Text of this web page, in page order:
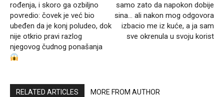
rođenja, i skoro ga ozbiljno
povredio: čovek je već bio
ubeđen da je konj poludeo, dok
nije otkrio pravi razlog
njegovog čudnog ponašanja
samo zato da napokon dobije
sina… ali nakon mog odgovora
izbacio me iz kuće, a ja sam
sve okrenula u svoju korist
RELATED ARTICLES MORE FROM AUTHOR